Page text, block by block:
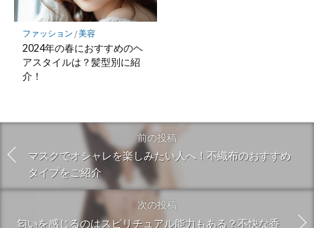
ファッション /美容
2024年の春におすすめのヘ
アスタイルは？髪型別に紹
介！
前の投稿
マスクでオシャレを楽しみたい人へ！不織布のおすすめ
タイプをご紹介
次の投稿
匂いを感じるのはスピリチュアル能力もある？不快な香